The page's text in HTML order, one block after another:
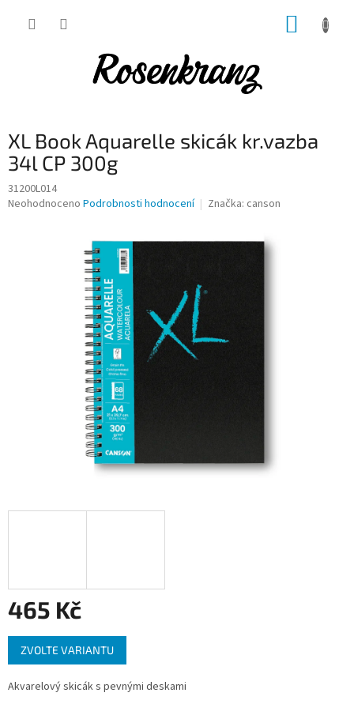
XL Book Aquarelle skicák kr.vazba
34l CP 300g
31200L014
Průměrné
Neohodnoceno Podrobnosti hodnocení Značka: canson
465 Kč
Měrná
cena:
ZVOLTE VARIANTU
Akvarelový skicák s pevnými deskami